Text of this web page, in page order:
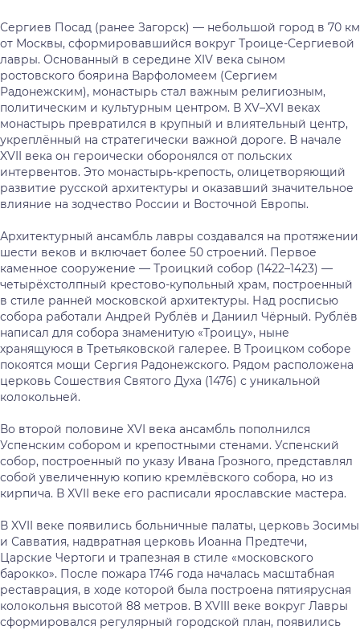
Сергиев Посад (ранее Загорск) — небольшой город в 70 км
от Москвы, сформировавшийся вокруг Троице-Сергиевой
лавры. Основанный в середине XIV века сыном
ростовского боярина Варфоломеем (Сергием
Радонежским), монастырь стал важным религиозным,
политическим и культурным центром. В XV–XVI веках
монастырь превратился в крупный и влиятельный центр,
укреплённый на стратегически важной дороге. В начале
XVII века он героически оборонялся от польских
интервентов. Это монастырь-крепость, олицетворяющий
развитие русской архитектуры и оказавший значительное
влияние на зодчество России и Восточной Европы.
Архитектурный ансамбль лавры создавался на протяжении
шести веков и включает более 50 строений. Первое
каменное сооружение — Троицкий собор (1422–1423) —
четырёхстолпный крестово-купольный храм, построенный
в стиле ранней московской архитектуры. Над росписью
собора работали Андрей Рублёв и Даниил Чёрный. Рублёв
написал для собора знаменитую «Троицу», ныне
хранящуюся в Третьяковской галерее. В Троицком соборе
покоятся мощи Сергия Радонежского. Рядом расположена
церковь Сошествия Святого Духа (1476) с уникальной
колокольней.
Во второй половине XVI века ансамбль пополнился
Успенским собором и крепостными стенами. Успенский
собор, построенный по указу Ивана Грозного, представлял
собой увеличенную копию кремлёвского собора, но из
кирпича. В XVII веке его расписали ярославские мастера.
В XVII веке появились больничные палаты, церковь Зосимы
и Савватия, надвратная церковь Иоанна Предтечи,
Царские Чертоги и трапезная в стиле «московского
барокко». После пожара 1746 года началась масштабная
реставрация, в ходе которой была построена пятиярусная
колокольня высотой 88 метров. В XVIII веке вокруг Лавры
сформировался регулярный городской план, появились